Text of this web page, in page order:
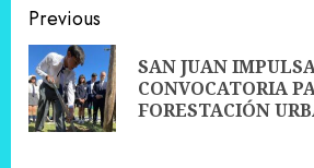
Post
navigation
Previous
SAN JUAN
CONVOCATORIA
FORESTACIÓN